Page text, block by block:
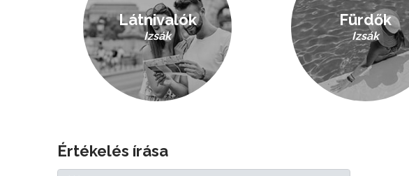
Látnivalók
Izsák
Fürdők
Izsák
Értékelés írása